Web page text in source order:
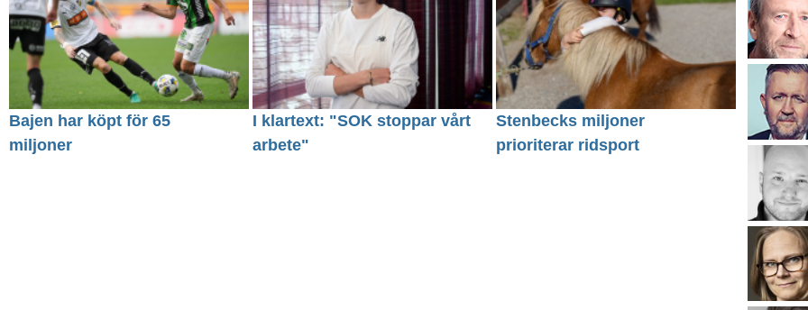
Bajen har köpt för 65
miljoner
I klartext: "SOK stoppar vårt
arbete"
Stenbecks miljoner
prioriterar ridsport